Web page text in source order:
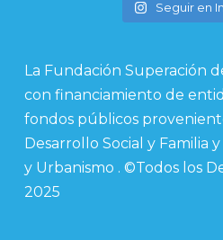
Seguir en
La Fundación Superación
con financiamiento de
fondos públicos
Desarrollo Social y Familia
y Urbanismo . ©Todos los
2025